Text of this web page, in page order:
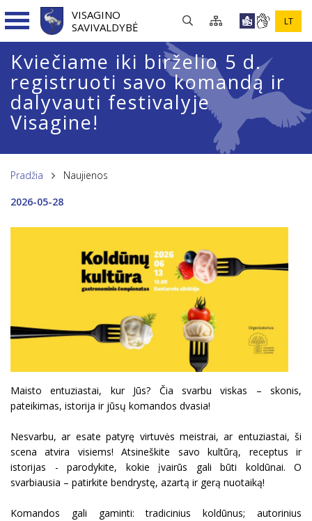
VISAGINO
SAVIVALDYBĖ
LT
Kviečiame iki birželio 5 d.
registruoti savo komandą ir
dalyvauti festivalyje
Visagine!
Pradžia
Naujienos
2026-05-28
Maisto entuziastai, kur Jūs? Čia svarbu viskas – skonis,
pateikimas, istorija ir jūsų komandos dvasia!
Nesvarbu, ar esate patyrę virtuvės meistrai, ar entuziastai, ši
scena atvira visiems! Atsineškite savo kultūrą, receptus ir
istorijas - parodykite, kokie įvairūs gali būti koldūnai. O
svarbiausia – patirkite bendrystę, azartą ir gerą nuotaiką!
Komandos gali gaminti: tradicinius koldūnus; autorinius